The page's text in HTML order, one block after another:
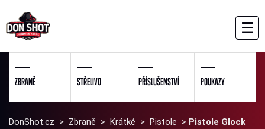
☰
ZBRANĚ STŘELIVO PŘÍSLUŠENSTVÍ POUKAZY
DonShot.cz > Zbraně > Krátké > Pistole > Pistole Glock